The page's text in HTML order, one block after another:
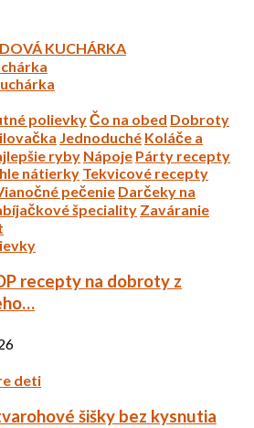
KUCHÁRKA
polievkyČo na obed Dobroty
Jednoduché Koláče a
ryby Nápoje Párty recepty
nátierky Tekvicové recepty
pečenie Darčeky na
špeciality Zaváranie
recepty na dobroty z
deti
šišky bez kysnutia